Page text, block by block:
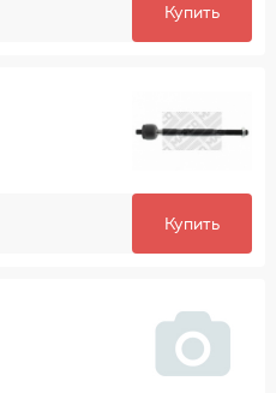
Купить
Купить